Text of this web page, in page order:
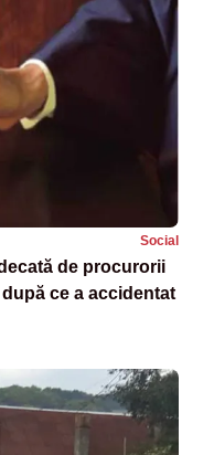
Social
de procurorii
ce a accidentat